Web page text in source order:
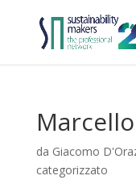
da Giacomo
categorizzato